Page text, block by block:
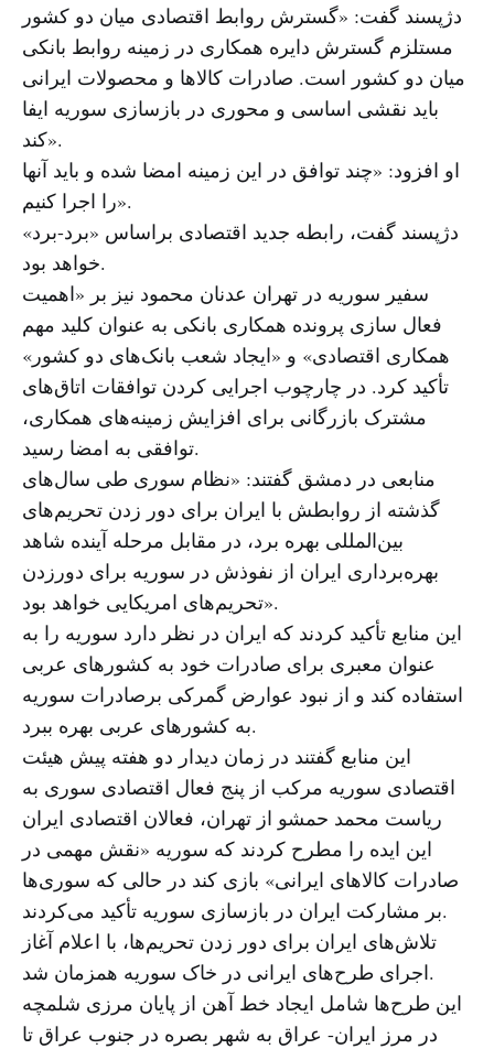
دژپسند گفت: «گسترش روابط اقتصادی میان دو کشور
مستلزم گسترش دایره همکاری در زمینه روابط بانکی
میان دو کشور است. صادرات کالاها و محصولات ایرانی
باید نقشی اساسی و محوری در بازسازی سوریه ایفا
کند».
او افزود: «چند توافق در این زمینه امضا شده و باید آنها
را اجرا کنیم».
دژپسند گفت، رابطه جدید اقتصادی براساس «برد-برد»
خواهد بود.
سفیر سوریه در تهران عدنان محمود نیز بر «اهمیت
فعال سازی پرونده همکاری بانکی به عنوان کلید مهم
همکاری اقتصادی» و «ایجاد شعب بانک‌های دو کشور»
تأکید کرد. در چارچوب اجرایی کردن توافقات اتاق‌های
مشترک بازرگانی برای افزایش زمینه‌های همکاری،
توافقی به امضا رسید.
منابعی در دمشق گفتند: «نظام سوری طی سال‌های
گذشته از روابطش با ایران برای دور زدن تحریم‌های
بین‌المللی بهره برد، در مقابل مرحله آینده شاهد
بهره‌برداری ایران از نفوذش در سوریه برای دورزدن
تحریم‌های امریکایی خواهد بود».
این منابع تأکید کردند که ایران در نظر دارد سوریه را به
عنوان معبری برای صادرات خود به کشورهای عربی
استفاده کند و از نبود عوارض گمرکی برصادرات سوریه
به کشورهای عربی بهره ببرد.
این منابع گفتند در زمان دیدار دو هفته پیش هیئت
اقتصادی سوریه مرکب از پنج فعال اقتصادی سوری به
ریاست محمد حمشو از تهران، فعالان اقتصادی ایران
این ایده را مطرح کردند که سوریه «نقش مهمی در
صادرات کالاهای ایرانی» بازی کند در حالی که سوری‌ها
بر مشارکت ایران در بازسازی سوریه تأکید می‌کردند.
تلاش‌های ایران برای دور زدن تحریم‌ها، با اعلام آغاز
اجرای طرح‌های ایرانی در خاک سوریه همزمان شد.
این طرح‌ها شامل ایجاد خط آهن از پایان مرزی شلمچه
در مرز ایران- عراق به شهر بصره در جنوب عراق تا